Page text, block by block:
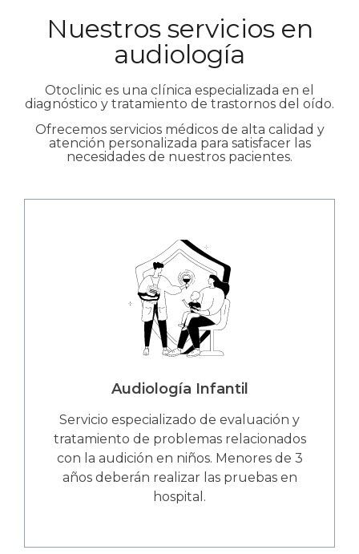
Nuestros servicios en
audiología
Otoclinic es una clínica especializada en el
diagnóstico y tratamiento de trastornos del oído.
Ofrecemos servicios médicos de alta calidad y
atención personalizada para satisfacer las
necesidades de nuestros pacientes.
Audiología Infantil
Servicio especializado de evaluación y
tratamiento de problemas relacionados
con la audición en niños. Menores de 3
años deberán realizar las pruebas en
hospital.